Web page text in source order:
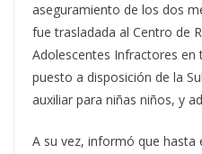
aseguramiento de los dos
fue trasladada al Centro de
Adolescentes Infractores
puesto a disposición de la
auxiliar para niñas niños, y
A su vez, informó que